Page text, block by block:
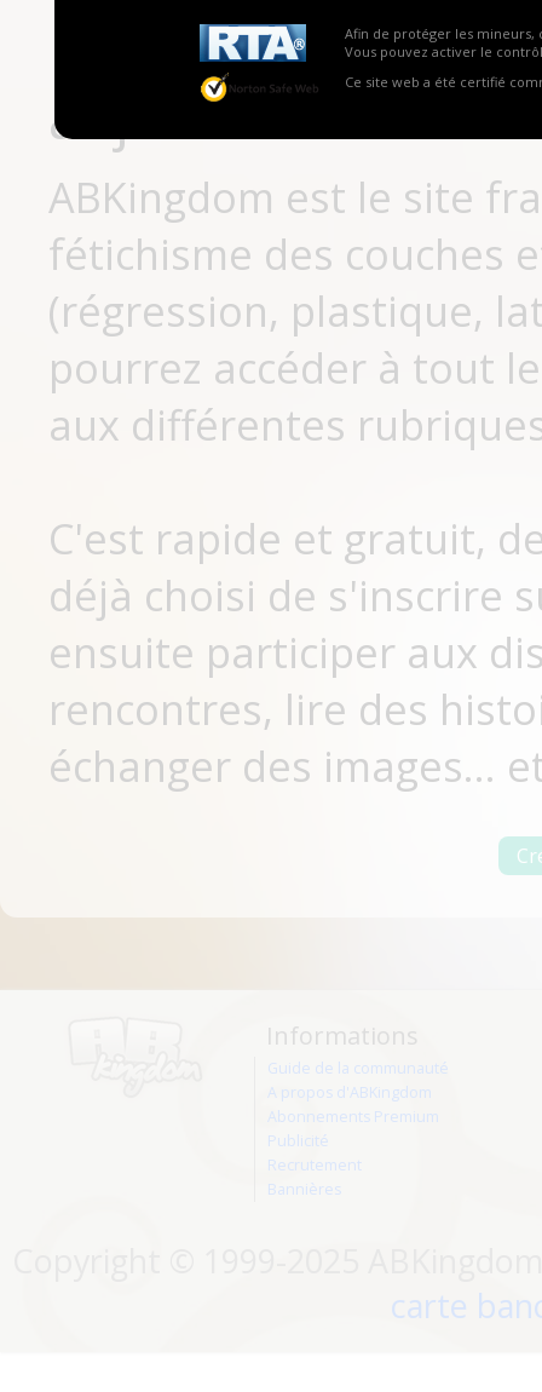
Afin de protéger les mineurs,
Vous pouvez activer le
Ce site web a été certifié
Pas encore
aujourd'hui
ABKingdom est le site
fétichisme des couches
(régression, plastique,
pourrez accéder à tout
aux différentes
C'est rapide et gratuit,
déjà choisi de s'inscrire
ensuite participer aux
rencontres, lire des
échanger des images...
Informations
Guide de la communauté
A propos d'ABKingdom
Abonnements Premium
Publicité
Recrutement
Bannières
carte